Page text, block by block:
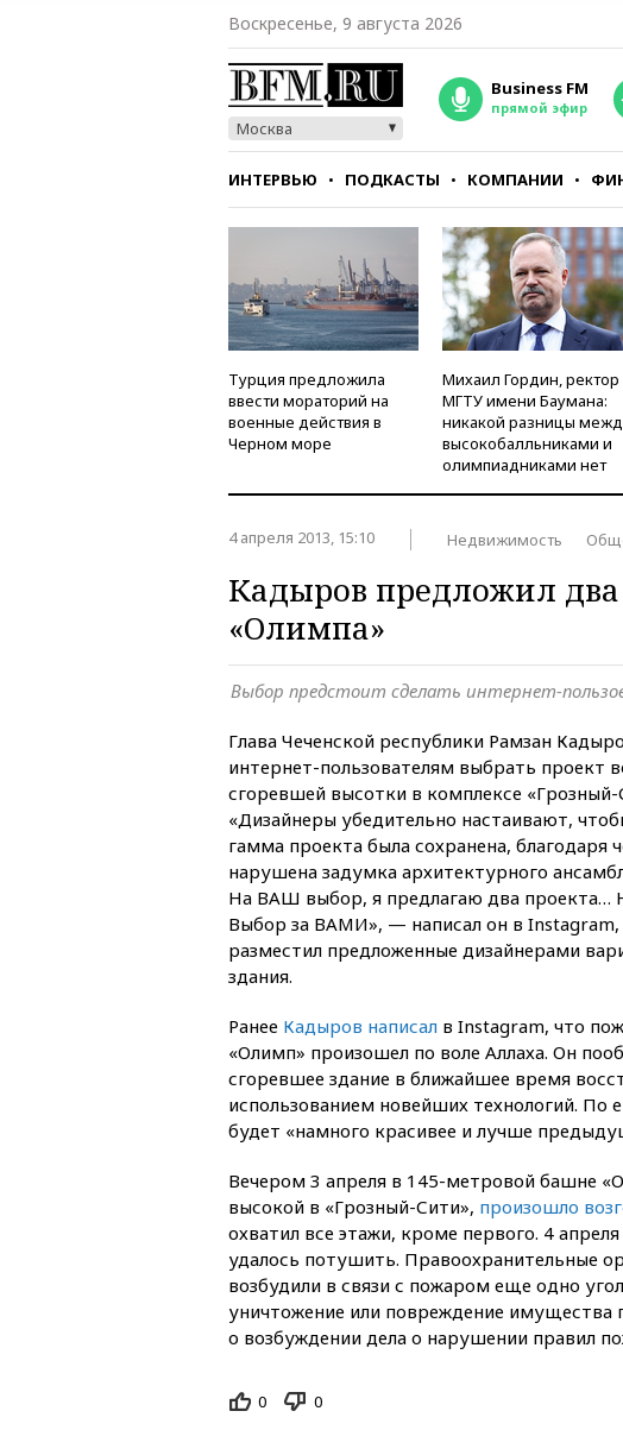
Воскресенье, 9 августа 2026
Москва
Business FM
прямой эфир
ИНТЕРВЬЮ ПОДКАСТЫ КОМПАНИИ
СТИЛЬ ТЕСТЫ
Турция предложила
ввести мораторий на
военные действия в
Черном море
Михаил Гордин, ректор
МГТУ имени Баумана:
никакой разницы
высокобалльниками и
олимпиадниками нет
4 апреля 2013, 15:10 Недвижимость
Кадыров предложил два
«Олимпа»
Выбор предстоит сделать интернет-
Глава Чеченской республики Рамзан
интернет-пользователям выбрать проект
сгоревшей высотки в комплексе «Грозный-
«Дизайнеры убедительно настаивают,
гамма проекта была сохранена, благодаря
нарушена задумка архитектурного
На ВАШ выбор, я предлагаю два проекта…
Выбор за ВАМИ», — написал он в Instagram,
разместил предложенные дизайнерами
здания.
Ранее Кадыров написал в Instagram, что
«Олимп» произошел по воле Аллаха. Он
сгоревшее здание в ближайшее время
использованием новейших технологий. По
будет «намного красивее и лучше
Вечером 3 апреля в 145-метровой башне
высокой в «Грозный-Сити», произошло
охватил все этажи, кроме первого. 4
удалось потушить. Правоохранительные
возбудили в связи с пожаром еще одно
уничтожение или повреждение
о возбуждении дела о нарушении правил
0 0